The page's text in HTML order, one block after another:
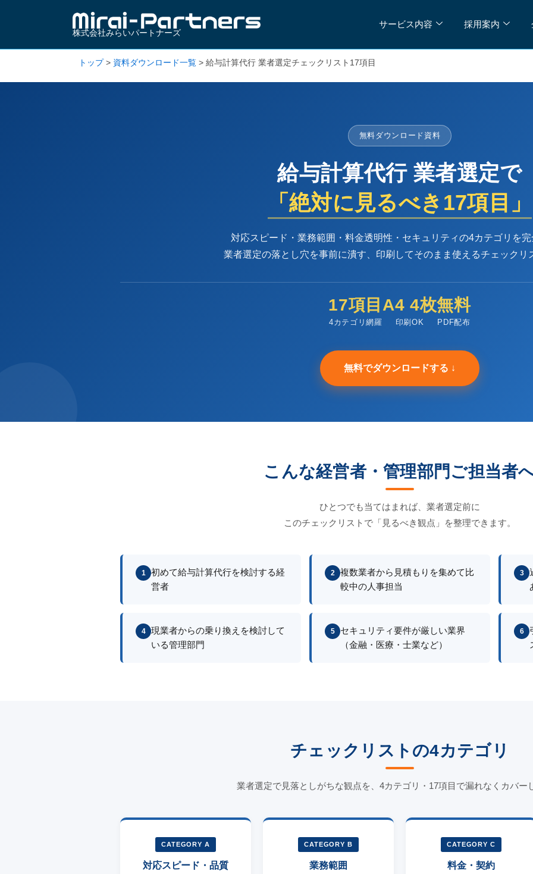
株式会社みらいパートナーズ
サービス内容 採用案内
トップ> 資料ダウンロード一覧 > 給与計算代行 業者選定チェックリスト17項目
無料ダウンロード資料
給与計算代行 業者選定で
「絶対に見るべき17項目」
対応スピード・業務範囲・料金透明性・セキュリティの4カテゴリを
業者選定の落とし穴を事前に潰す、印刷してそのまま使えるチェックリ
17項目
4カテゴリ網羅
A4 4枚
印刷OK
無料
PDF配布
無料でダウンロードする
こんな経営者・管理部門ご担当者
ひとつでも当てはまれば、業者選定前に
このチェックリストで「見るべき観点」を整理できます。
1
初めて給与計算代行を検討する経
営者
2
複数業者から見積もりを集めて比
較中の人事担当
3
4
現業者からの乗り換えを検討して
いる管理部門
5
セキュリティ要件が厳しい業界
（金融・医療・士業など）
6
チェックリストの4カテゴリ
業者選定で見落としがちな観点を、4カテゴリ・17項目で漏れなくカバー
CATEGORY A
対応スピード・品質
CATEGORY B
業務範囲
CATEGORY C
料金・契約